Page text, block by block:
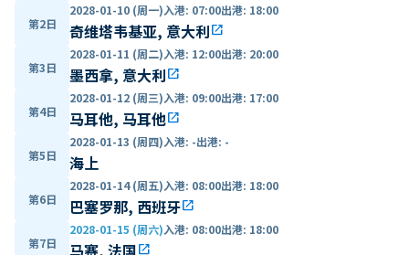
第2日
2028-01-10 (周一)入港: 07:00出港: 18:00
奇维塔韦基亚, 意大利open_in_new
第3日
2028-01-11 (周二)入港: 12:00出港: 20:00
墨西拿, 意大利open_in_new
第4日
2028-01-12 (周三)入港: 09:00出港: 17:00
马耳他, 马耳他open_in_new
第5日
2028-01-13 (周四)入港: -出港: -
海上
第6日
2028-01-14 (周五)入港: 08:00出港: 18:00
巴塞罗那, 西班牙open_in_new
第7日
2028-01-15 (周六)入港: 08:00出港: 18:00
马赛, 法国open_in_new